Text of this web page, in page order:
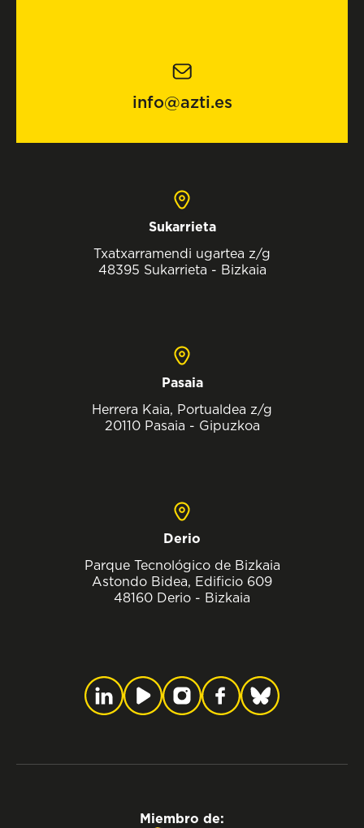
info@azti.es
Sukarrieta
Txatxarramendi ugartea z/g
48395 Sukarrieta - Bizkaia
Pasaia
Herrera Kaia, Portualdea z/g
20110 Pasaia - Gipuzkoa
Derio
Parque Tecnológico de Bizkaia
Astondo Bidea, Edificio 609
48160 Derio - Bizkaia
Miembro de: